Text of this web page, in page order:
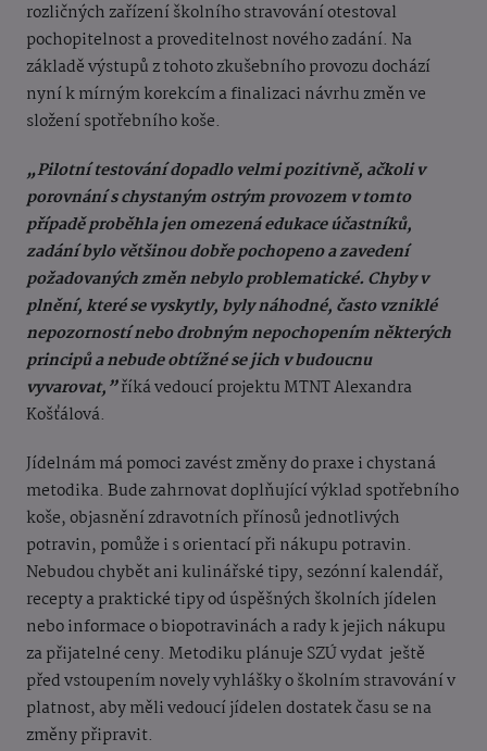
rozličných zařízení školního stravování otestoval
pochopitelnost a proveditelnost nového zadání. Na
základě výstupů z tohoto zkušebního provozu dochází
nyní k mírným korekcím a finalizaci návrhu změn ve
složení spotřebního koše.
„Pilotní testování dopadlo velmi pozitivně, ačkoli v
porovnání s chystaným ostrým provozem v tomto
případě proběhla jen omezená edukace účastníků,
zadání bylo většinou dobře pochopeno a zavedení
požadovaných změn nebylo problematické. Chyby v
plnění, které se vyskytly, byly náhodné, často vzniklé
nepozorností nebo drobným nepochopením některých
principů a nebude obtížné se jich v budoucnu
vyvarovat,”říká vedoucí projektu MTNT Alexandra
Košťálová.
Jídelnám má pomoci zavést změny do praxe i chystaná
metodika. Bude zahrnovat doplňující výklad spotřebního
koše, objasnění zdravotních přínosů jednotlivých
potravin, pomůže i s orientací při nákupu potravin.
Nebudou chybět ani kulinářské tipy, sezónní kalendář,
recepty a praktické tipy od úspěšných školních jídelen
nebo informace o biopotravinách a rady k jejich nákupu
za přijatelné ceny. Metodiku plánuje SZÚ vydat ještě
před vstoupením novely vyhlášky o školním stravování v
platnost, aby měli vedoucí jídelen dostatek času se na
změny připravit.